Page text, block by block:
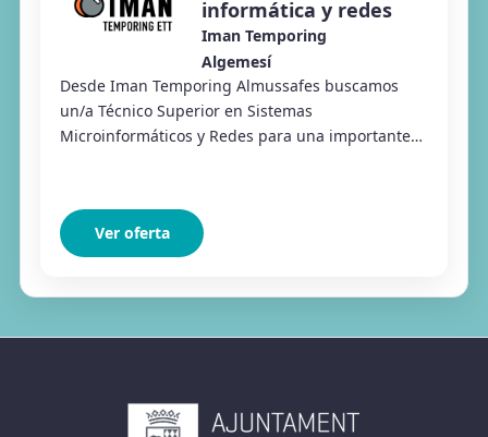
informática y redes
Iman Temporing
Algemesí
Desde Iman Temporing Almussafes buscamos
un/a Técnico Superior en Sistemas
Microinformáticos y Redes para una importante
Ver oferta